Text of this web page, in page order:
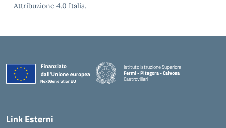
Attribuzione 4.0 Italia.
Istituto Istruzione Superiore
Fermi - Pitagora - Calvosa
Castrovillari
Link Esterni